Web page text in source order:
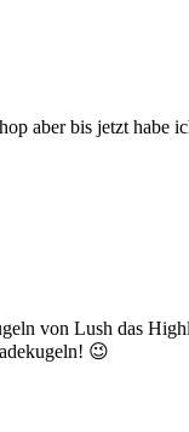
aber bis jetzt
von Lush das
😉